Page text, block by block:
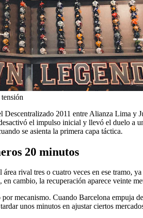
2011 entre Alianza Lima
el impulso inicial y llevó el duelo a
se asienta la primera capa táctica.
20 minutos
rival tres o cuatro veces en ese tramo,
cambio, la recuperación aparece veinte
mecanismo. Cuando Barcelona empuja
unos minutos en ajustar ciertos